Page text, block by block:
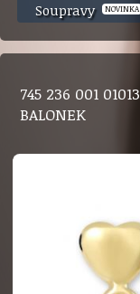
Soupravy
NOVINKA
745 236 001
BALONEK